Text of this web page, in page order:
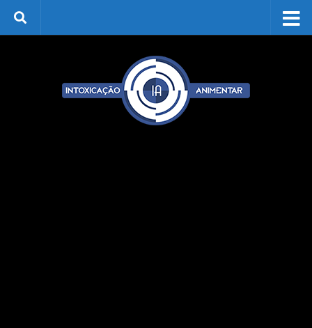
Skip to content